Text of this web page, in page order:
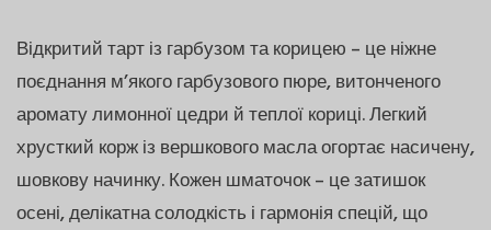
Відкритий тарт із гарбузом та корицею – це ніжне
поєднання м’якого гарбузового пюре, витонченого
аромату лимонної цедри й теплої кориці. Легкий
хрусткий корж із вершкового масла огортає насичену,
шовкову начинку. Кожен шматочок – це затишок
осені, делікатна солодкість і гармонія спецій, що